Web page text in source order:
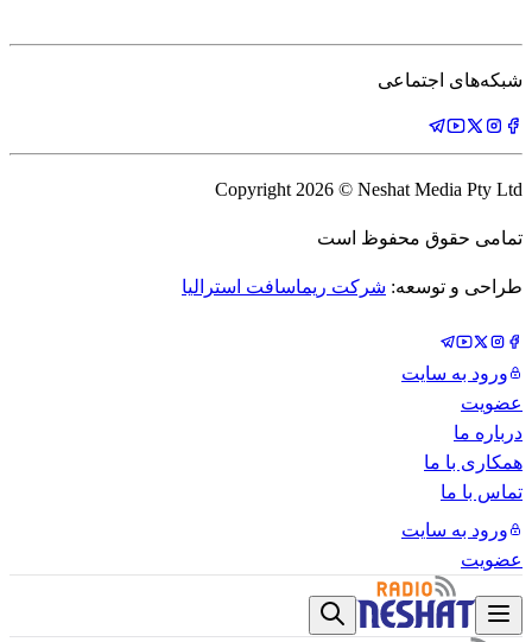
شبکه‌های اجتماعی
Copyright 2026 © Neshat Media Pty Ltd
تمامی حقوق محفوظ است
طراحی و توسعه: شرکت ریماسافت استرالیا
ورود به سایت
عضویت
درباره ما
همکاری با ما
تماس با ما
ورود به سایت
عضویت